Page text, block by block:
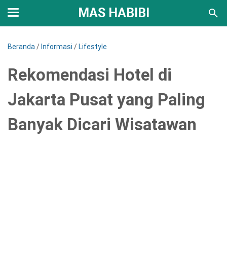
MAS HABIBI
Beranda / Informasi / Lifestyle
Rekomendasi Hotel di
Jakarta Pusat yang Paling
Banyak Dicari Wisatawan